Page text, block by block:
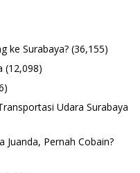
ke Surabaya? (36,155)
(12,098)
Udara Surabaya
Juanda, Pernah Cobain?